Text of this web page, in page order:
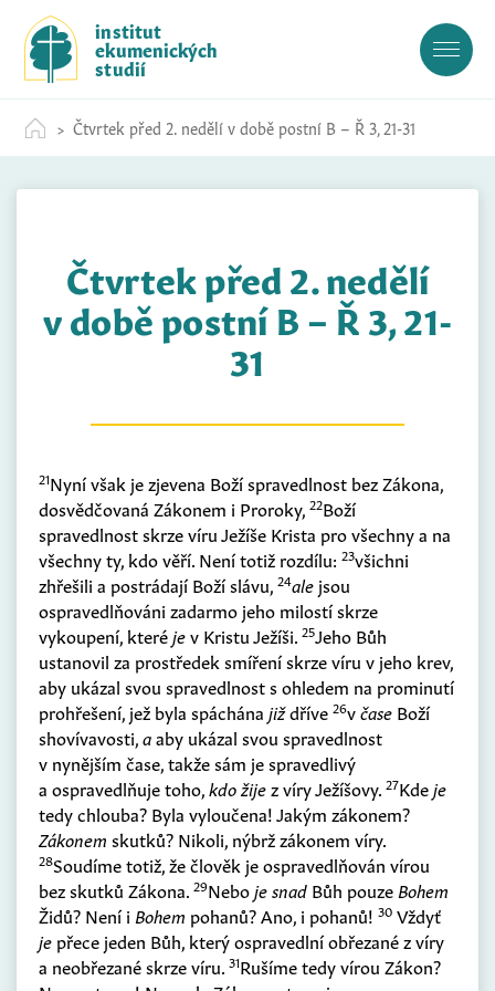
c
institut
ekumenických
studií
Čtvrtek před 2. nedělí v době postní B – Ř 3, 21-31
Čtvrtek před 2. nedělí
v době postní B – Ř 3, 21-
31
21Nyní však je zjevena Boží spravedlnost bez Zákona,
dosvědčovaná Zákonem i Proroky, 22Boží
spravedlnost skrze víru Ježíše Krista pro všechny a na
všechny ty, kdo věří. Není totiž rozdílu: 23všichni
zhřešili a postrádají Boží slávu, 24ale jsou
ospravedlňováni zadarmo jeho milostí skrze
vykoupení, kteréjev Kristu Ježíši. 25Jeho Bůh
ustanovil za prostředek smíření skrze víru v jeho krev,
aby ukázal svou spravedlnost s ohledem na prominutí
prohřešení, jež byla spáchána jiždříve 26včase Boží
shovívavosti,aaby ukázal svou spravedlnost
v nynějším čase, takže sám je spravedlivý
a ospravedlňuje toho,kdo žijez víry Ježíšovy. 27Kdeje
tedy chlouba? Byla vyloučena! Jakým zákonem?
Zákonem skutků? Nikoli, nýbrž zákonem víry.
28Soudíme totiž, že člověk je ospravedlňován vírou
bez skutků Zákona. 29Neboje snad Bůh pouze Bohem
Židů? Není i Bohem pohanů? Ano, i pohanů! 30 Vždyť
je přece jeden Bůh, který ospravedlní obřezané z víry
a neobřezané skrze víru. 31Rušíme tedy vírou Zákon?